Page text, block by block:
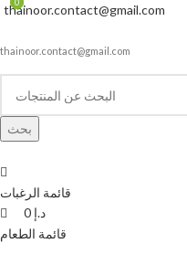
thainoor.contact@gmail.com
thainoor.contact@gmail.com
بحث
قائمة الرغبات
0
د.إ
قائمة الطعام
0